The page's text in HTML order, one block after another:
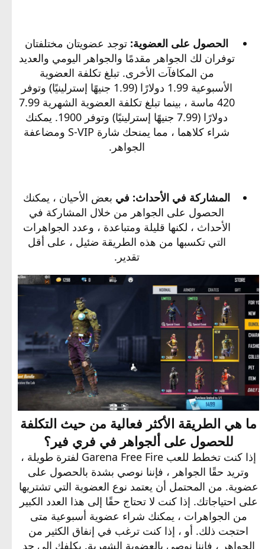
الحصول على العضوية: توجد عضويتان مختلفتان
توفران لك الجواهر مقدمًا والجواهر اليومي والعديد
من المكافآت الأخرى. تبلغ تكلفة العضوية
الأسبوعية 1.99 دولارًا (1.99 جنيهًا إسترلينيًا) وتوفر
420 ماسة ، بينما تبلغ تكلفة العضوية الشهرية 7.99
دولارًا (7.99 جنيهًا إسترلينيًا) وتوفر 1900. يمكنك
شراء كلاهما ، مما يمنحك شارة S-VIP ومضاعفة
الجواهر.
المشاركة في الأحداث: في بعض الأحيان ، يمكنك
الحصول على الجواهر من خلال المشاركة في
الأحداث ، لكنها قليلة ومتباعدة ، وعدد الجواهرات
التي تكسبها من هذه الطريقة ضئيل ، على أقل
تقدير.
ما هي الطريقة الأكثر فعالية من حيث التكلفة
للحصول على ألجواهر في فري فير؟
إذا كنت تخطط للعب Garena Free Fire لفترة طويلة ،
وتريد حقًا الجواهر ، فإننا نوصي بشدة بالحصول على
عضوية. من المحتمل أن يعتمد نوع العضوية التي تشتريها
على احتياجاتك. إذا كنت لا تحتاج حقًا إلى هذا العدد الكبير
من الجواهرات ، يمكنك شراء عضوية أسبوعية متى
احتجت ذلك. أو ، إذا كنت ترغب في إنفاق الكثير من
الجواهر ، فإننا نوصي بالعضوية الشهرية. يكلفك إلى حد